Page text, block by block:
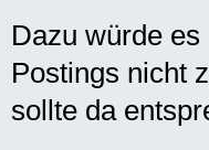
Dazu würde
Postings nicht
sollte da